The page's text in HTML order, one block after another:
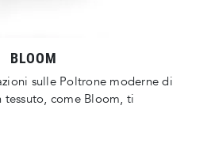
BLOOM
sulle Poltrone moderne di
come Bloom, ti